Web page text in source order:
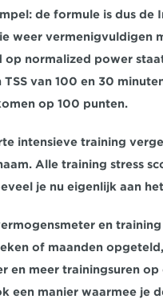
de formule is dus
weer vermenigvuldigen
op normalized power
van 100 en 30
op 100 punten.
intensieve training
Alle training stress
je nu eigenlijk aan
en
of maanden
en meer trainingsuren
een manier waarmee je